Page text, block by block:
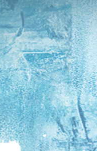
Skip to main content